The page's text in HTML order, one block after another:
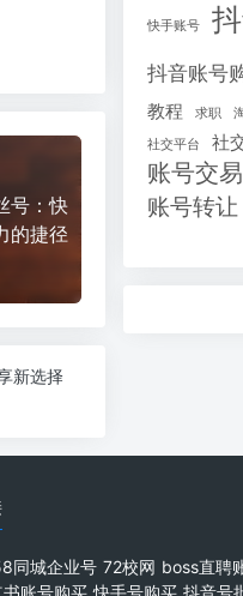
号：快
的捷径
新选择
快手账号
抖音账号
教程 求职
社交平台 社
账号交易
账号转让
同城企业号 72校网 boss直聘
账号购买 快手号购买 抖音号